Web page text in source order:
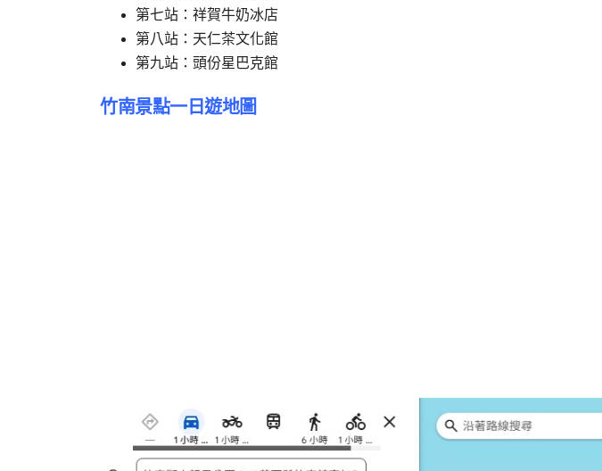
第七站：祥賀牛奶冰店
第八站：天仁茶文化館
第九站：頭份星巴克館
竹南景點一日遊地圖